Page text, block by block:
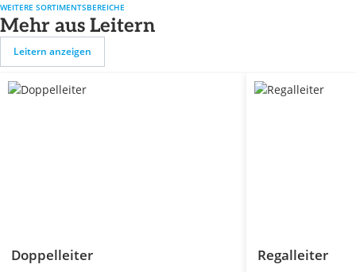
WEITERE SORTIMENTSBEREICHE
Mehr aus Leitern
Leitern anzeigen
Doppelleiter Regalleiter